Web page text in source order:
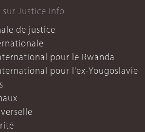
sur Justice info
de justice
pour le Rwanda
pour l'ex-Yougoslavie